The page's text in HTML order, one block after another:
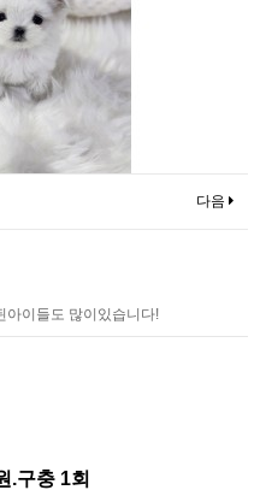
다음
아이들도 많이있습니다!
.구충 1회